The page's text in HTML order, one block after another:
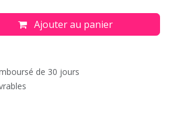
Ajouter au panier
de 30 jours